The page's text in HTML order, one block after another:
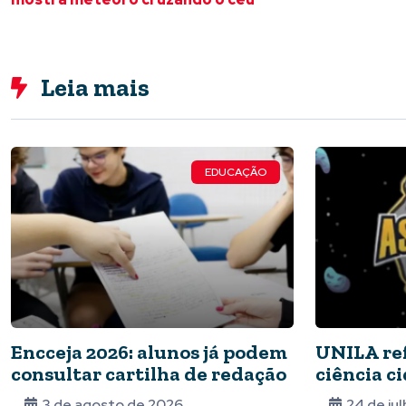
Leia mais
EDUCAÇÃO
Encceja 2026: alunos já podem
consultar cartilha de redação
UNILA
ciência